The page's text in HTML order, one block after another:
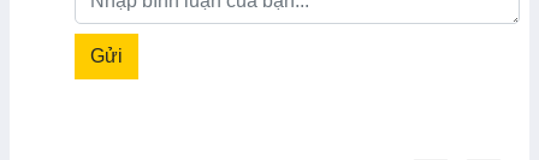
Gửi